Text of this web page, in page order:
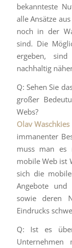
bekannteste
alle Ansätze
noch in der
sind. Die
ergeben,
nachhaltig
Q: Sehen Sie
großer
Webs?
Olav Waschkies
immanenter
muss man es
mobile Web ist
sich die
Angebote und
sowie deren
Eindrucks
Q: Ist es